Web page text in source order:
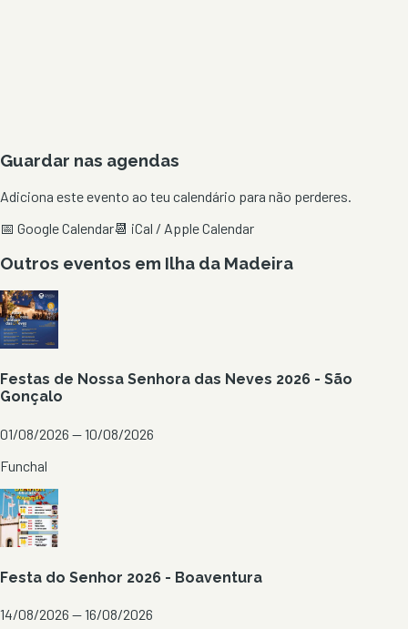
Guardar nas agendas
Adiciona este evento ao teu calendário para não perderes.
📅 Google Calendar📆 iCal / Apple Calendar
Outros eventos em Ilha da Madeira
Festas de Nossa Senhora das Neves 2026 - São
Gonçalo
01/08/2026 — 10/08/2026
Funchal
Festa do Senhor 2026 - Boaventura
14/08/2026 — 16/08/2026